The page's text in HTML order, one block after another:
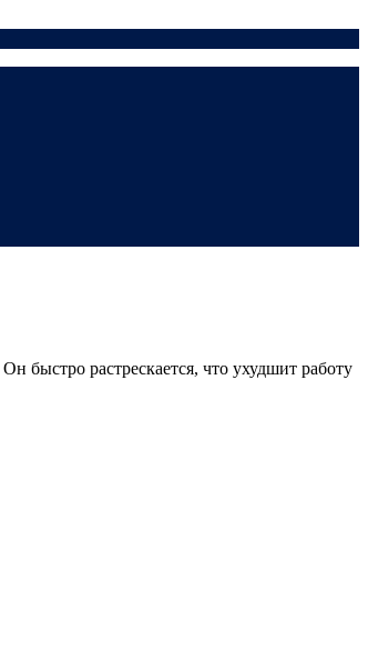
быстро растрескается, что ухудшит работу